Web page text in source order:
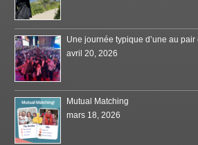
Une journée typique d’une au pair
avril 20, 2026
Mutual Matching
mars 18, 2026